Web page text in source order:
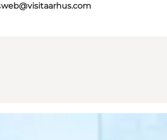
web@visitaarhus.com